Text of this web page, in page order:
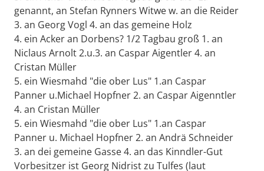
genannt, an Stefan Rynners Witwe w. an die Reider
3. an Georg Vogl 4. an das gemeine Holz
4. ein Acker an Dorbens? 1/2 Tagbau groß 1. an
Niclaus Arnolt 2.u.3. an Caspar Aigentler 4. an
Cristan Müller
5. ein Wiesmahd "die ober Lus" 1.an Caspar
Panner u.Michael Hopfner 2. an Caspar Aigenntler
4. an Cristan Müller
5. ein Wiesmahd "die ober Lus" 1.an Caspar
Panner u. Michael Hopfner 2. an Andrä Schneider
3. an dei gemeine Gasse 4. an das Kinndler-Gut
Vorbesitzer ist Georg Nidrist zu Tulfes (laut